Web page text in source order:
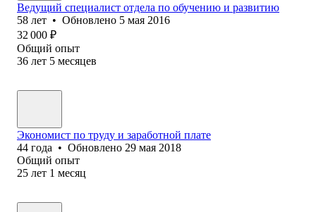
Ведущий специалист отдела по обучению и развитию
58 лет • Обновлено 5 мая 2016
32 000 ₽
Общий опыт
36 лет 5 месяцев
Экономист по труду и заработной плате
44 года • Обновлено 29 мая 2018
Общий опыт
25 лет 1 месяц